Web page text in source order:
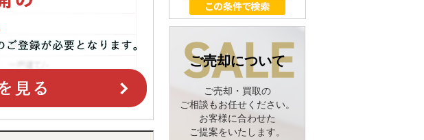
ご売却について
ご売却・買取の
ご相談もお任せください。
お客様に合わせた
ご提案をいたします。